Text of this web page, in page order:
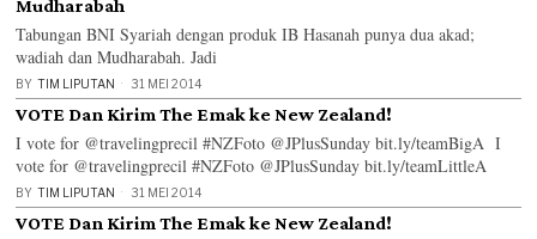
Mudharabah
Tabungan BNI Syariah dengan produk IB Hasanah punya dua akad;
wadiah dan Mudharabah. Jadi
BY TIM LIPUTAN 31 MEI 2014
VOTE Dan Kirim The Emak ke New Zealand!
I vote for @travelingprecil #NZFoto @JPlusSunday bit.ly/teamBigA I
vote for @travelingprecil #NZFoto @JPlusSunday bit.ly/teamLittleA
BY TIM LIPUTAN 31 MEI 2014
VOTE Dan Kirim The Emak ke New Zealand!